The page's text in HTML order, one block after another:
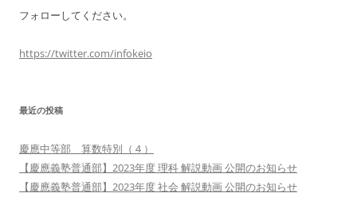
フォローしてください。
https://twitter.com/infokeio
最近の投稿
慶應中等部 算数特別（４）
【慶應義塾普通部】2023年度 理科 解説動画 公開のお知らせ
【慶應義塾普通部】2023年度 社会 解説動画 公開のお知らせ